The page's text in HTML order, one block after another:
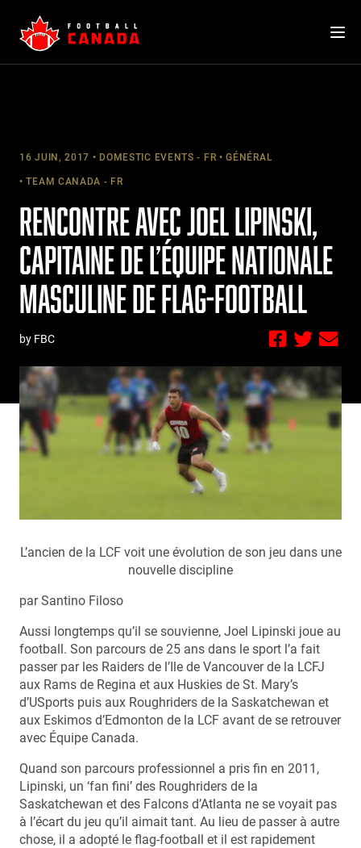
content
16 JUIN, 2017 DOMESTIC EVENTS - FR GÉNÉRAL
TEAM CANADA - FR
RENCONTRE AVEC JOEL LIPINSKI,
CAPITAINE DE L’ÉQUIPE NATIONALE
MASCULINE DE FLAG-FOOTBALL
by FBC
L’ancien de la LCF voit une évolution de son jeu dans une
nouvelle discipline
par Santino Filoso
Aussi longtemps qu’il se souvienne, Joel Lipinski joue au
football. Son parcours de 25 ans dans le sport l’a fait
passer par les Raiders de l’Ile de Vancouver de la LCFJ
aux Rams de Regina et aux Huskies de St. Mary’s
d’USports puis aux Roughriders de la Saskatchewan et
aux Eskimos d’Edmonton de la LCF avant de se retrouver
avec Équipe Canada.
Quand son parcours professionnel a pris fin en 2011,
Lipinski, un ‘fan fini’ des Roughriders de la
Saskatchewan et des Falcons d’Atlanta ne se voyait pas
à l’écart du jeu qu’il aimait tant. Au lieu de passer à autre
chose, il a adopté le flag-football et il est rapidement